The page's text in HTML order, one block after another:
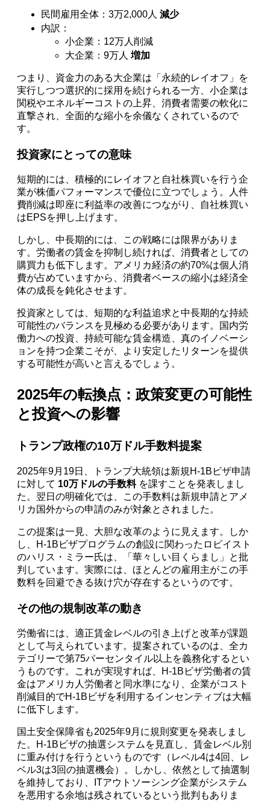
民間雇用全体：3万2,000人減少
内訳：
小企業：12万人削減
大企業：9万人増加
つまり、資金力のある大企業は「永続的レイオフ」を
実行しつつ選択的に採用を続けられる一方、小企業は
関税やエネルギーコストの上昇、消費者需要の軟化に
直撃され、全面的な縮小を余儀なくされているので
す。
投資家にとっての意味
短期的には、積極的にレイオフと自社株買いを行う企
業が株価パフォーマンスで優位に立つでしょう。人件
費削減は即座に利益率の改善につながり、自社株買い
はEPSを押し上げます。
しかし、中長期的には、この戦略には限界がありま
す。労働者の賃金を抑制し続ければ、消費者としての
購買力も低下します。アメリカ経済の約70%は個人消
費が占めていますから、消費者ベースの縮小は経済全
体の成長を鈍化させます。
投資家としては、短期的な利益追求と中長期的な持続
可能性のバランスを見極める必要があります。国内労
働力への投資、持続可能な賃金構造、真のイノベーシ
ョンを持つ企業こそが、より安定したリターンを提供
する可能性が高いと言えるでしょう。
2025年の転換点：政策変更の可能性
と投資への影響
トランプ政権の10万ドル手数料提案
2025年9月19日、トランプ大統領は新規H-1Bビザ申請
に対して 10万ドルの手数料を課すことを発表しまし
た。翌日の明確化では、この手数料は新規申請とアメ
リカ国外からの申請のみが対象とされました。
この提案は一見、大胆な改革のように見えます。しか
し、H-1Bビザプログラムの創設に関わったロビイスト
のハリス・ミラー氏は、「華々しい目くらまし」と批
判しています。実際には、ほとんどの雇用主がこの手
数料を回避できる抜け穴が存在するというのです。
その他の規制改革の動き
労働省には、適正賃金レベルの引き上げと改革が課題
として与えられています。提案されているのは、全カ
テゴリーで第75パーセンタイル以上を義務化するとい
うものです。これが実現すれば、H-1Bビザ労働者の賃
金はアメリカ人労働者と同水準になり、企業がコスト
削減目的でH-1Bビザを利用するインセンティブは大幅
に低下します。
国土安全保障省も2025年9月に規則変更を発表しまし
た。H-1Bビザの抽選システムを見直し、賃金レベル別
に重み付けを行うというものです（レベル4は4回、レ
ベル3は3回の抽選機会）。しかし、依然として抽選制
を維持しており、ITアウトソーシング企業がシステム
を悪用する余地は残されているという批判もありま